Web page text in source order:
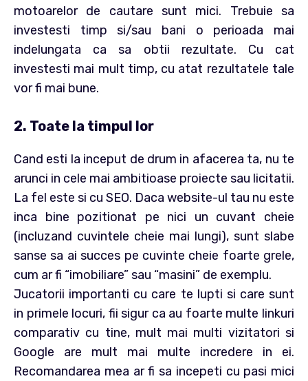
motoarelor de cautare sunt mici. Trebuie sa
investesti timp si/sau bani o perioada mai
indelungata ca sa obtii rezultate. Cu cat
investesti mai mult timp, cu atat rezultatele tale
vor fi mai bune.
2. Toate la timpul lor
Cand esti la inceput de drum in afacerea ta, nu te
arunci in cele mai ambitioase proiecte sau licitatii.
La fel este si cu SEO. Daca website-ul tau nu este
inca bine pozitionat pe nici un cuvant cheie
(incluzand cuvintele cheie mai lungi), sunt slabe
sanse sa ai succes pe cuvinte cheie foarte grele,
cum ar fi “imobiliare” sau “masini” de exemplu.
Jucatorii importanti cu care te lupti si care sunt
in primele locuri, fii sigur ca au foarte multe linkuri
comparativ cu tine, mult mai multi vizitatori si
Google are mult mai multe incredere in ei.
Recomandarea mea ar fi sa incepeti cu pasi mici